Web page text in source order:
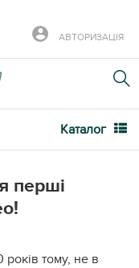
АВТОРИЗАЦІЯ
Каталог
перші
тому, не в